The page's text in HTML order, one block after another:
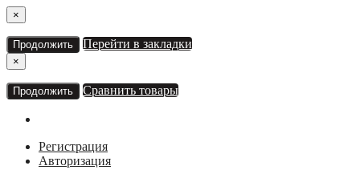
×
Продолжить Перейти в закладки
×
Продолжить Сравнить товары
Регистрация
Авторизация